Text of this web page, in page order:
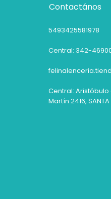
Contactános
5493425581978
Central: 342-
Central: Aristóbulo
Martín 2416, SANTA